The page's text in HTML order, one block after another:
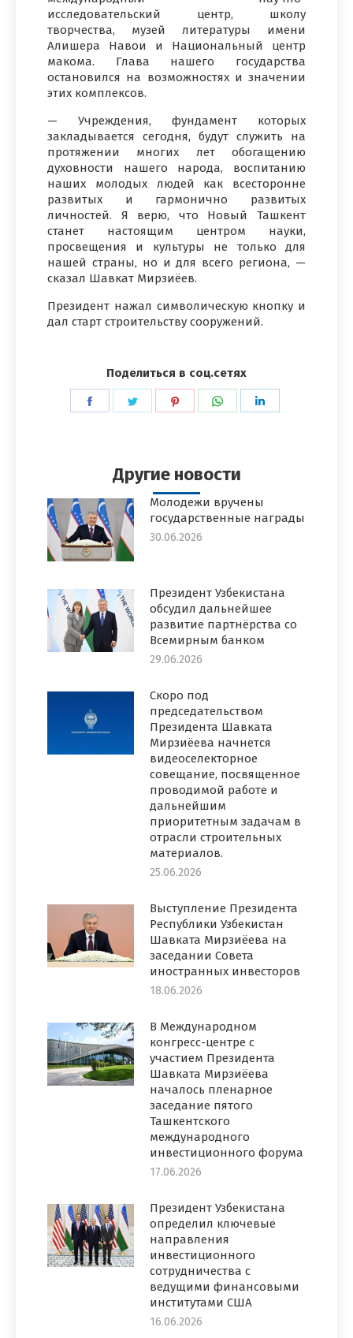
исследовательский центр, школу
творчества, музей литературы имени
Алишера Навои и Национальный центр
макома. Глава нашего государства
остановился на возможностях и значении
этих комплексов.
— Учреждения, фундамент которых
закладывается сегодня, будут служить на
протяжении многих лет обогащению
духовности нашего народа, воспитанию
наших молодых людей как всесторонне
развитых и гармонично развитых
личностей. Я верю, что Новый Ташкент
станет настоящим центром науки,
просвещения и культуры не только для
нашей страны, но и для всего региона, —
сказал Шавкат Мирзиёев.
Президент нажал символическую кнопку и
дал старт строительству сооружений.
Поделиться в соц.сетях
ПоделитьсяПоделитьсяПоделитьсяПоделиться
Другие новости
Молодежи вручены
государственные награды
30.06.2026
Президент Узбекистана
обсудил дальнейшее
развитие партнёрства со
Всемирным банком
29.06.2026
Скоро под
председательством
Президента Шавката
Мирзиёева начнется
видеоселекторное
совещание, посвященное
проводимой работе и
дальнейшим
приоритетным задачам в
отрасли строительных
материалов.
25.06.2026
Выступление Президента
Республики Узбекистан
Шавката Мирзиёева на
заседании Совета
иностранных инвесторов
18.06.2026
В Международном
конгресс-центре с
участием Президента
Шавката Мирзиёева
началось пленарное
заседание пятого
Ташкентского
международного
инвестиционного форума
17.06.2026
Президент Узбекистана
определил ключевые
направления
инвестиционного
сотрудничества с
ведущими финансовыми
институтами США
16.06.2026